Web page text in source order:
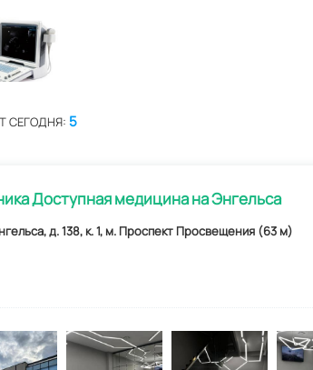
СЕГОДНЯ: 5
Доступная медицина на Энгельса
д. 138, к. 1, м. Проспект Просвещения (63 м)